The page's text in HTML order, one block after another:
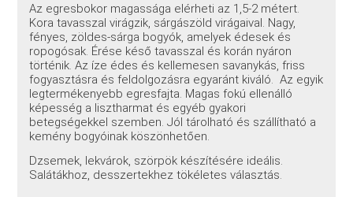
Az egresbokor magassága elérheti az 1,5-2 métert.
Kora tavasszal virágzik, sárgászöld virágaival. Nagy,
fényes, zöldes-sárga bogyók, amelyek édesek és
ropogósak. Érése késő tavasszal és korán nyáron
történik. Az íze édes és kellemesen savanykás, friss
fogyasztásra és feldolgozásra egyaránt kiváló. Az egyik
legtermékenyebb egresfajta. Magas fokú ellenálló
képesség a lisztharmat és egyéb gyakori
betegségekkel szemben. Jól tárolható és szállítható a
kemény bogyóinak köszönhetően.
Dzsemek, lekvárok, szörpök készítésére ideális.
Salátákhoz, desszertekhez tökéletes választás.